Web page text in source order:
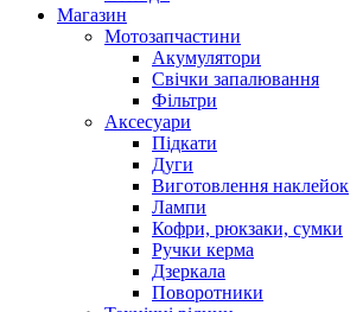
Магазин
Мотозапчастини
Акумулятори
Свічки запалювання
Фільтри
Аксесуари
Підкати
Дуги
Виготовлення наклейок
Лампи
Кофри, рюкзаки, сумки
Ручки керма
Дзеркала
Поворотники